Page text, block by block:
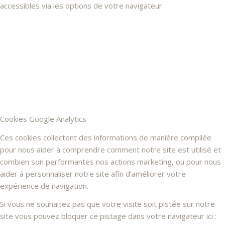
accessibles via les options de votre navigateur.
Cookies Google Analytics
Ces cookies collectent des informations de manière compilée
pour nous aider à comprendre comment notre site est utilisé et
combien son performantes nos actions marketing, ou pour nous
aider à personnaliser notre site afin d’améliorer votre
expérience de navigation.
Si vous ne souhaitez pas que votre visite soit pistée sur notre
site vous pouvez bloquer ce pistage dans votre navigateur ici :